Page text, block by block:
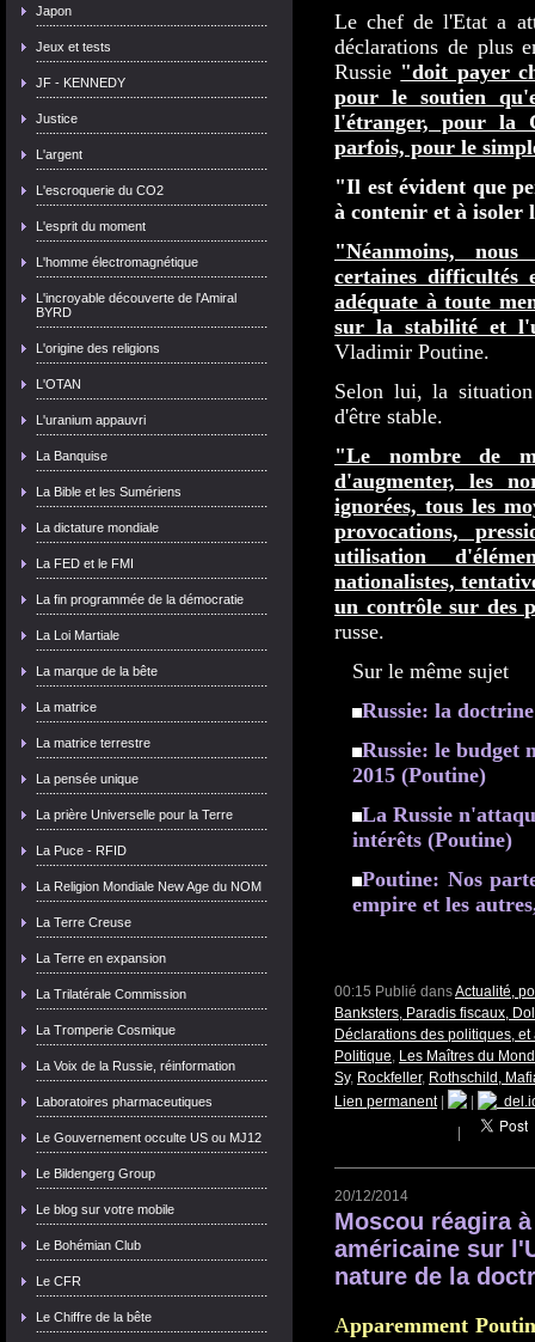
Japon
Jeux et tests
JF - KENNEDY
Justice
L'argent
L'escroquerie du CO2
L'esprit du moment
L'homme électromagnétique
L'incroyable découverte de l'Amiral
BYRD
L'origine des religions
L'OTAN
L'uranium appauvri
La Banquise
La Bible et les Sumériens
La dictature mondiale
La FED et le FMI
La fin programmée de la démocratie
La Loi Martiale
La marque de la bête
La matrice
La matrice terrestre
La pensée unique
La prière Universelle pour la Terre
La Puce - RFID
La Religion Mondiale New Age du NOM
La Terre Creuse
La Terre en expansion
La Trilatérale Commission
La Tromperie Cosmique
La Voix de la Russie, réinformation
Laboratoires pharmaceutiques
Le Gouvernement occulte US ou MJ12
Le Bildengerg Group
Le blog sur votre mobile
Le Bohémian Club
Le CFR
Le Chiffre de la bête
Le chef de l'Etat a
déclarations de plus
Russie "doit payer
pour le soutien
l'étranger, pour la
parfois, pour le
"Il est évident que
à contenir et à isoler
"Néanmoins,
certaines difficultés
adéquate à toute
sur la stabilité et
Vladimir Poutine.
Selon lui, la
d'être stable.
"Le nombre de
d'augmenter, les
ignorées, tous les
provocations,
utilisation
nationalistes,
un contrôle sur des
russe.
Sur le même sujet
Russie: la
Russie: le budget
2015 (Poutine)
La Russie
intérêts (Poutine)
Poutine: Nos
empire et les
00:15 Publié dansActualité,
Banksters, Paradis fiscaux,
Déclarations des politiques, et
Politique, Les Maîtres du
Sy, Rockfeller, Rothschild,
Lien permanent|
20/12/2014
Moscou réagira
américaine sur
nature de la
Apparemment